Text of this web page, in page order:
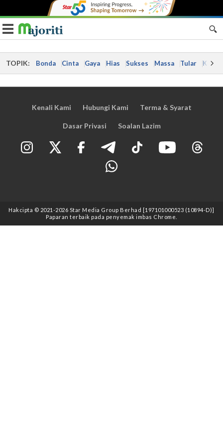
Toggle navigation
TOPIK: Bonda Cinta Gaya Hias Sukses Massa Tular Kes
Kenali Kami Hubungi Kami Terma & Syarat
Dasar Privasi Soalan Lazim
Hakcipta © 2021 -2026 Star Media Group Berhad [197101000523 (10894-D)]
Paparan terbaik pada penyemak imbas Chrome.